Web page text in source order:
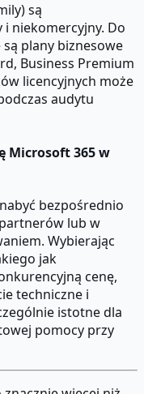
są
niekomercyjny. Do
plany biznesowe
Business Premium
licencyjnych może
audytu
Microsoft 365 w
bezpośrednio
lub w
Wybierając
jak
cenę,
techniczne i
istotne dla
pomocy przy